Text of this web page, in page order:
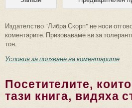
Издателство "Либра Скорп" не носи
коментарите. Призоваваме ви за
тон.
Условия за ползване на коментарите
Посетителите,
тази книга, видяха